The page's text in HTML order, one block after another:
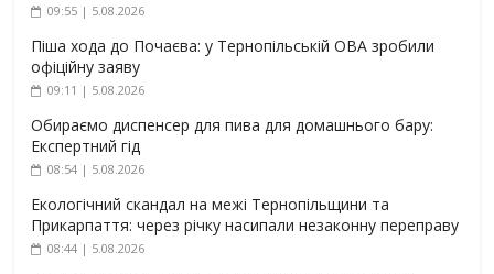
09:55 | 5.08.2026
Піша хода до Почаєва: у Тернопільській ОВА зробили
офіційну заяву
09:11 | 5.08.2026
Обираємо диспенсер для пива для домашнього бару:
Експертний гід
08:54 | 5.08.2026
Екологічний скандал на межі Тернопільщини та
Прикарпаття: через річку насипали незаконну переправу
08:44 | 5.08.2026